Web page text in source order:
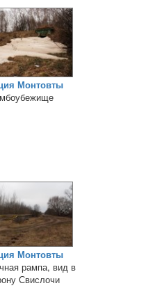
Монтовты
Монтовты
рампа, вид в
Свислочи